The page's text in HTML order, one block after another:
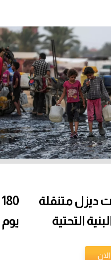
ديزل متنقلة
التحتية
180
يوم